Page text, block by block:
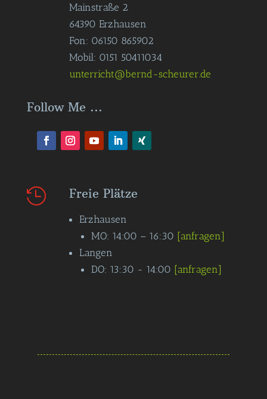
Mainstraße 2
64390 Erzhausen
Fon: 06150 865902
Mobil: 0151 50411034
unterricht@bernd-scheurer.de
Follow Me ...
 Freie Plätze
Erzhausen
MO: 14:00 – 16:30 [anfragen]
Langen
DO: 13:30 - 14:00 [anfragen]